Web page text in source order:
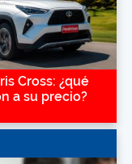
Cross: ¿qué
a su precio?